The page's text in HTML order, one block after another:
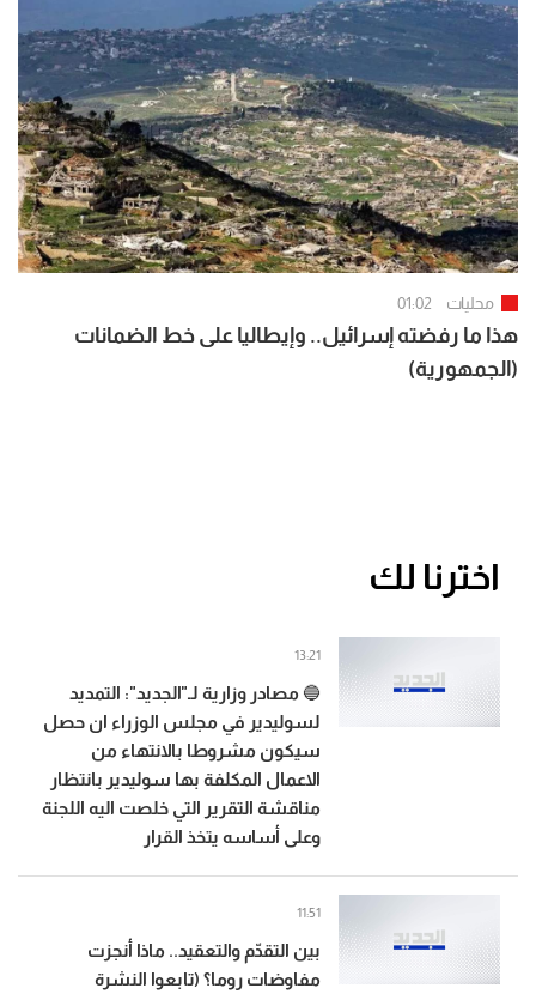
محليات 01:02
هذا ما رفضته إسرائيل.. وإيطاليا على خط الضمانات
(الجمهورية)
اخترنا لك
🔵 مصادر وزارية لـ"الجديد": التمديد
لسوليدير في مجلس الوزراء ان حصل
سيكون مشروطا بالانتهاء من
الاعمال المكلفة بها سوليدير بانتظار
مناقشة التقرير التي خلصت اليه اللجنة
وعلى أساسه يتخذ القرار
13:21
بين التقدّم والتعقيد.. ماذا أنجزت
مفاوضات روما؟ (تابعوا النشرة
11:51